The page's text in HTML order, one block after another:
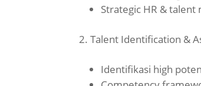
Strategic HR & talent
Talent Identification &
Identifikasi high